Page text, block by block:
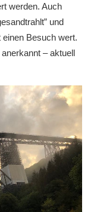
werden. Auch
und
Besuch wert.
– aktuell